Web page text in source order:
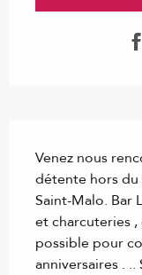
Venez nous
détente hors
Saint-Malo. Bar
et charcuteries
possible pour
anniversaires . ..